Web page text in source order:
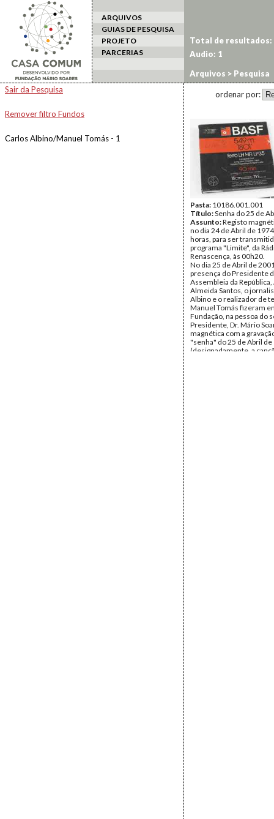
ARQUIVOS
GUIAS DE PESQUISA
PROJETO
PARCERIAS
Arquivos > Pesquisa
Sair da Pesquisa
Remover filtro Fundos
Carlos Albino/Manuel Tomás - 1
Total de resultados:
Audio: 1
ordenar por:
Pasta: 10186.001.001
Título:Senha do 25 de
Assunto:Registo
no dia 24 de Abril de
horas, para ser
programa "Limite", da
Renascença, às 00h20.
No dia 25 de Abril de
presença do Presidente
Assembleia da
Almeida Santos, o
Albino e o realizador de
Manuel Tomás fizeram
Fundação, na pessoa do
Presidente, Dr. Mário
magnética com a
"senha" do 25 de Abril de
(designadamente, a